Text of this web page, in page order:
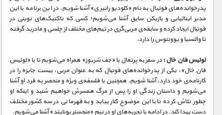
پدرخوانده‌های فوتبال به نام «کلودیو رانیری» آشنا شویم. در این برنامه با این
مدیر ایتالیایی و بازیکن سابق آشنا می‌شویم؛ کسی که تاکتیک‌های نوینی در
فوتبال ایجاد کرده و سابقه‌ی مربی‌گری در تیم‌های مختلف از چلسی و مادرید گرفته
تا والنسیا و یوونتوس را دارد.
لوئیس فان خال :در سفر به پرتغال با «جف شریوز» همراه می‌شویم تا با «لوئیس
فان خال»، یکی از پدرخوانده‌های فوتبال که به عنوان مربی، بیست جایزه را در
کارنامه‌ی خود دارد، آشنا شویم. همچنین با فلسفه‌ی ویژه و منحصر به فرد او آشنا
می‌شویم و داستان زندگی او را پس از مرگ همسرش خواهیم شنید و اینکه او
چطور تلاش کرده تا با این موضوع کنار بیاید و به قهرمانی در سه کشور مختلف
دست پیدا کند. در ادامه با تجربه‌های او در تیم «منچستر یونایتد» آشنا می‌شویم.